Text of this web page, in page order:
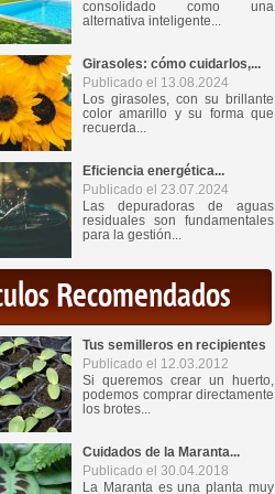
consolidado como una
alternativa inteligente...
Girasoles: cómo cuidarlos,...
Publicado el 13.08.2024
Los girasoles, con su brillante
color amarillo y su forma que
recuerda...
Eficiencia energética...
Publicado el 23.07.2024
Las depuradoras de aguas
residuales son fundamentales
para la gestión...
Recomendados
Tus semilleros en recipientes
Publicado el 12.03.2012
Si queremos crear un huerto,
podemos comprar directamente
los brotes...
Cuidados de la Maranta...
Publicado el 30.04.2018
La Maranta es una planta muy